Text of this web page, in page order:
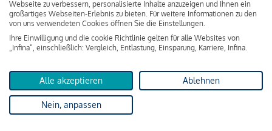
office@infina.at
Impressum
Datenschutz & Cookies
Webseite zu verbessern, personalisierte Inhalte anzuzeigen und Ihnen ein
großartiges Webseiten-Erlebnis zu bieten. Für weitere Informationen zu den
von uns verwendeten Cookies öffnen Sie die Einstellungen.
Ihre Einwilligung und die cookie Richtlinie gelten für alle Websites von
„Infina“, einschließlich: Vergleich, Entlastung, Einsparung, Karriere, Infina.
Alle akzeptieren Ablehnen
Nein, anpassen